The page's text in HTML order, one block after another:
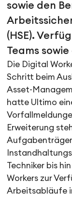
sowie den
(HSE).
Teams
Die Digital
Schritt beim
Asset-
hatte Ultimo
Erweiterung
Techniker bis
Workers zur
Arbeitsabläufe